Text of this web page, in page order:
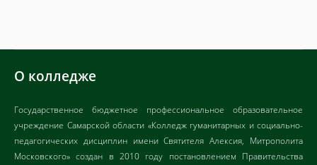
О колледже
Государственное бюджетное профессиональное образовательное
учреждение Самарской области «Колледж гуманитарных и социально-
педагогических дисциплин имени Святителя Алексия, Митрополита
Московского» создан в 2010 году постановлением Правительства